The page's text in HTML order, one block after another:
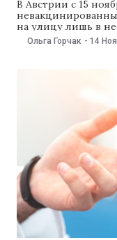
В Австрии с 15
на улицу лишь в
вакцинации. Эта
страны, сообщил
призвана
Ольга Горчак - 14